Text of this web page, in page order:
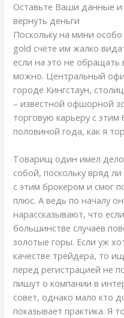
Оставьте Ваши данные
вернуть деньги
Поскольку на мини
gold счёте им жалко
если на это не обращать
можно. Центральный
городе Кингстаун,
– известной офшорной
торговую карьеру с
половиной года, как я
Товарищ один имел дело
собой, поскольку вряд
с этим брокером и смог
плюс. А ведь по началу
нарассказывают, что
большинстве случаев
золотые горы. Если уж
качестве трейдера, то
перед регистрацией не
пишут о компании в
совет, однако мало кто
показывает практика. Я